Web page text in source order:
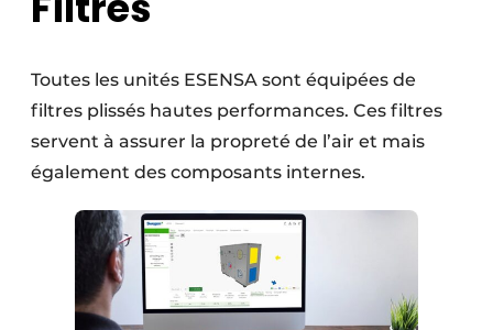
Toutes les unités ESENSA sont équipées de
filtres plissés hautes performances. Ces filtres
servent à assurer la propreté de l’air et mais
également des composants internes.